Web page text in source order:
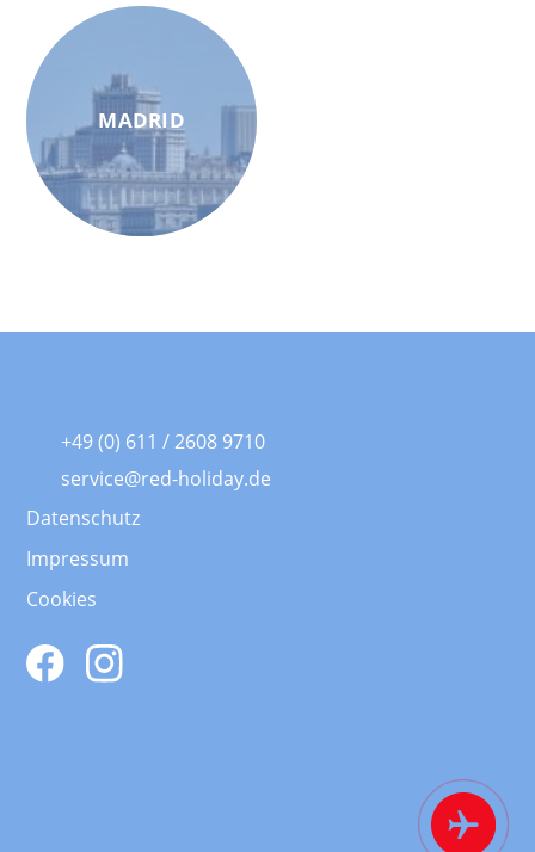
MADRID
+49 (0) 611 / 2608 9710
service@red-holiday.de
Datenschutz
Impressum
Cookies